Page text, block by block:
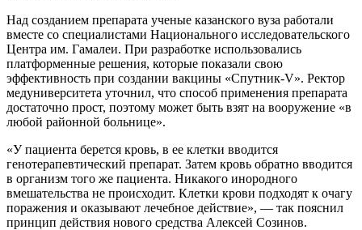
Над созданием препарата ученые казанского вуза работали
вместе со специалистами Национального исследовательского
Центра им. Гамалеи. При разработке использовались
платформенные решения, которые показали свою
эффективность при создании вакцины «Спутник-V». Ректор
медуниверситета уточнил, что способ применения препарата
достаточно прост, поэтому может быть взят на вооружение «в
любой районной больнице».
«У пациента берется кровь, в ее клетки вводится
генотерапевтический препарат. Затем кровь обратно вводится
в организм того же пациента. Никакого инородного
вмешательства не происходит. Клетки крови подходят к очагу
поражения и оказывают лечебное действие», — так пояснил
принцип действия нового средства Алексей Созинов.